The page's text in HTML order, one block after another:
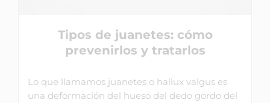
Tipos de juanetes: cómo
prevenirlos y tratarlos
Lo que llamamos juanetes o hallux valgus es
una deformación del hueso del dedo gordo del